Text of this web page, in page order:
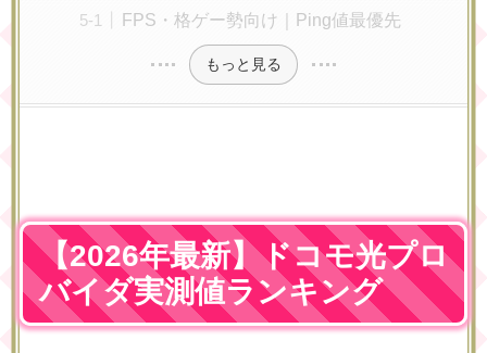
FPS・格ゲー勢向け｜Ping値最優先
もっと見る
【2026年最新】ドコモ光プロ
バイダ実測値ランキング